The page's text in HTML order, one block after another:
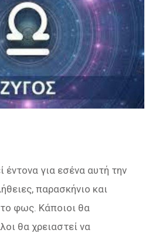
έντονα για εσένα αυτή την
παρασκήνιο και
φως. Κάποιοι θα
θα χρειαστεί να